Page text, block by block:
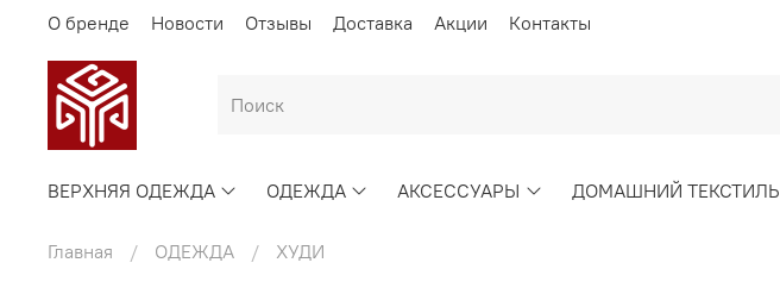
О бренде Новости Отзывы Доставка Акции Контакты
ВЕРХНЯЯ ОДЕЖДА ОДЕЖДА АКСЕССУАРЫ ДОМАШНИЙ ТЕКСТИЛЬ
Главная ОДЕЖДА ХУДИ